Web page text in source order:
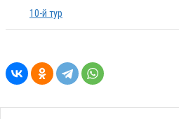
10-й тур